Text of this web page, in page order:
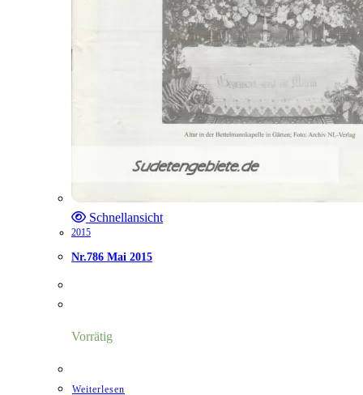
Schnellansicht
2015
Nr.786 Mai 2015
Vorrätig
Weiterlesen